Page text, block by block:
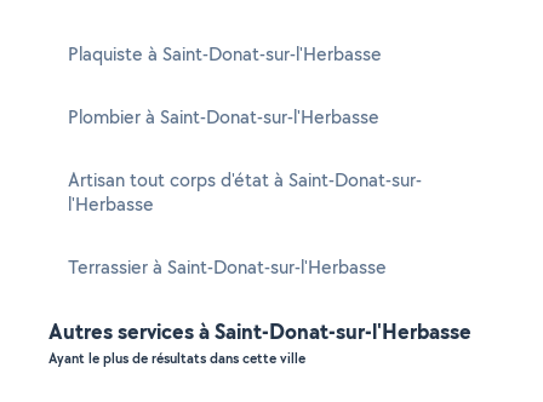
Plaquiste à Saint-Donat-sur-l'Herbasse
Plombier à Saint-Donat-sur-l'Herbasse
Artisan tout corps d'état à Saint-Donat-sur-
l'Herbasse
Terrassier à Saint-Donat-sur-l'Herbasse
Autres services à Saint-Donat-sur-l'Herbasse
Ayant le plus de résultats dans cette ville